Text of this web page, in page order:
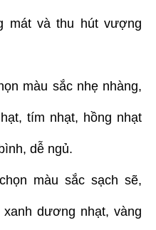
mát và thu hút vượng
màu sắc nhẹ nhàng,
tím nhạt, hồng nhạt
dễ ngủ.
màu sắc sạch sẽ,
dương nhạt, vàng